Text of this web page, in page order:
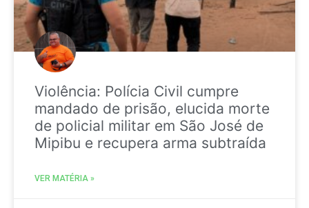
Violência: Polícia Civil cumpre
mandado de prisão, elucida morte
de policial militar em São José de
Mipibu e recupera arma subtraída
VER MATÉRIA »